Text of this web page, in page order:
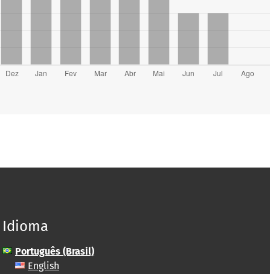
Idioma
Português (Brasil)
English